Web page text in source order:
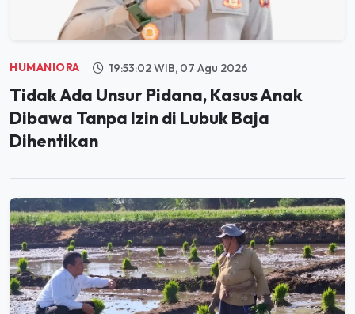
HUMANIORA 19:53:02 WIB, 07 Agu 2026
Tidak Ada Unsur Pidana, Kasus Anak
Dibawa Tanpa Izin di Lubuk Baja
Dihentikan